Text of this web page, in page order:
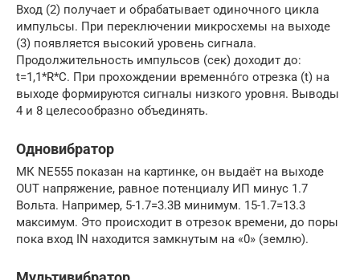
Вход (2) получает и обрабатывает одиночного цикла
импульсы. При переключении микросхемы на выходе
(3) появляется высокий уровень сигнала.
Продолжительность импульсов (сек) доходит до:
t=1,1*R*C. При прохождении временно́го отрезка (t) на
выходе формируются сигналы низкого уровня. Выводы
4 и 8 целесообразно объединять.
Одновибратор
МК NE555 показан на картинке, он выдаёт на выходе
OUT напряжение, равное потенциалу ИП минус 1.7
Вольта. Например, 5-1.7=3.3В минимум. 15-1.7=13.3
максимум. Это происходит в отрезок времени, до поры
пока вход IN находится замкнутым на «0» (землю).